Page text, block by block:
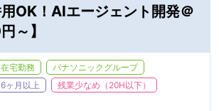
OK！AIエージェント開発＠
～】
在宅勤務
パナソニックグループ
6ヶ月以上 残業少なめ（20H以下）